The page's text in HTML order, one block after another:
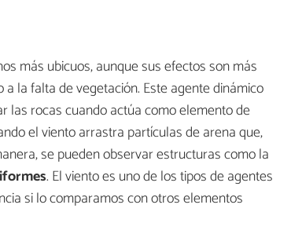
más ubicuos, aunque sus efectos son más
a la falta de vegetación. Este agente dinámico
las rocas cuando actúa como elemento de
el viento arrastra partículas de arena que,
se pueden observar estructuras como la
. El viento es uno de los tipos de agentes
si lo comparamos con otros elementos